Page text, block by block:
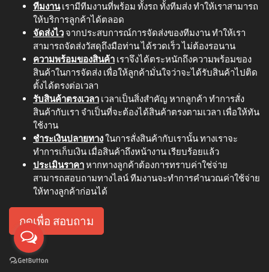
ทีมงานเรามีทีมงานที่พร้อม ทั้งรถ ทั้งทีมส่ง ทำให้เราสามารถ
ให้บริการลูกค้าได้ตลอด
จัดส่งไว จากประสบการณ์การจัดส่งของทีมงาน ทำให้เรา
สามารถจัดส่งวัสดุถึงมือท่าน ได้รวดเร็ว ไม่ต้องรอนาน
ความพร้อมของสินค้า เราจึงได้ตระหนักถึงความพร้อมของ
สินค้าในการจัดส่ง เพื่อให้ลูกค้ามั่นใจว่าจะได้รับสินค้าไปติด
ตั้งได้ตรงต่อเวลา
รับสินค้าตรงเวลา เวลาเป็นสิ่งสำคัญ หากลูกค้า ทำการสั่ง
สินค้ากับเรา จำเป็นที่จะต้องได้สินค้าตรงตามเวลา เพื่อให้ทัน
ใช้งาน
ชำระเงินปลายทางในการสั่งสินค้ากับเรานั้น ทางเราจะ
ทำการเก็บเงิน เมื่อสินค้าถึงหน้างาน เรียบร้อยแล้ว
ประเมินราคาหากทางลูกค้าต้องการทราบค่าใช่จ่าย
สามารถสอบถามทางไลน์ ทีมงานจะทำการคำนวณค่าใช้จ่าย
ให้ทางลูกค้าก่อนได้
กดเพื่อ สอบถาม